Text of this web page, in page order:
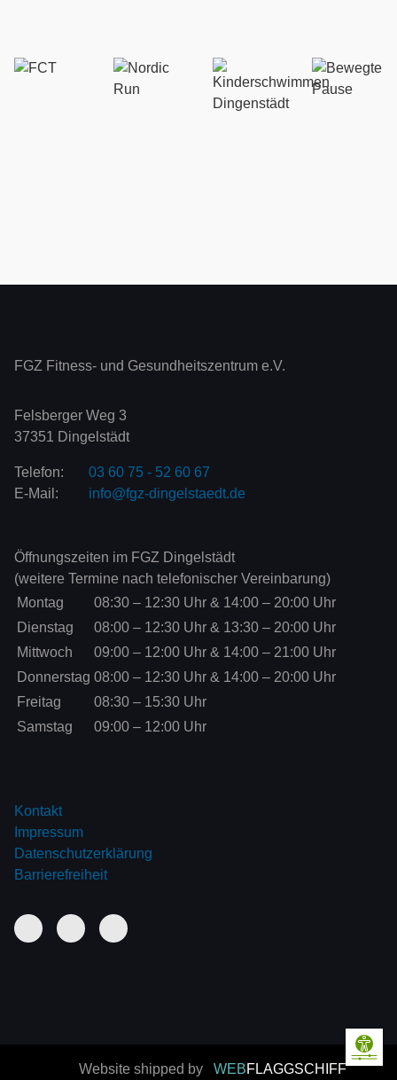
FGZ Fitness- und Gesundheitszentrum e.V.
Felsberger Weg 3
37351 Dingelstädt
Telefon:
03 60 75 - 52 60 67
E-Mail:
info@fgz-dingelstaedt.de
Öffnungszeiten im FGZ Dingelstädt
(weitere Termine nach telefonischer Vereinbarung)
Montag 08:30 – 12:30 Uhr & 14:00 – 20:00 Uhr
Dienstag 08:00 – 12:30 Uhr & 13:30 – 20:00 Uhr
Mittwoch 09:00 – 12:00 Uhr & 14:00 – 21:00 Uhr
Donnerstag 08:00 – 12:30 Uhr & 14:00 – 20:00 Uhr
Freitag 08:30 – 15:30 Uhr
Samstag 09:00 – 12:00 Uhr
Kontakt
Impressum
Datenschutzerklärung
Barrierefreiheit
Website shipped by WEBFLAGGSCHIFF